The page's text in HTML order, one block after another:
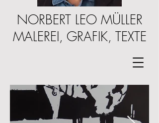
NORBERT LEO MÜLLER
MALEREI, GRAFIK, TEXTE